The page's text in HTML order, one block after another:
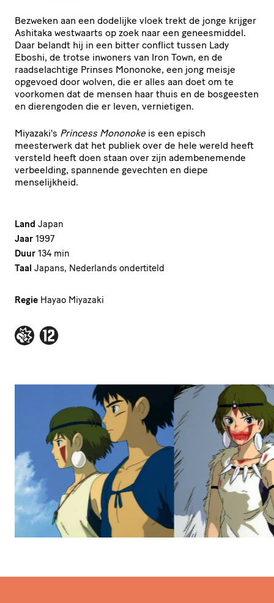
Bezweken aan een dodelijke vloek trekt de jonge krijger
Ashitaka westwaarts op zoek naar een geneesmiddel.
Daar belandt hij in een bitter conflict tussen Lady
Eboshi, de trotse inwoners van Iron Town, en de
raadselachtige Prinses Mononoke, een jong meisje
opgevoed door wolven, die er alles aan doet om te
voorkomen dat de mensen haar thuis en de bosgeesten
en dierengoden die er leven, vernietigen.
Miyazaki's Princess Mononoke is een episch
meesterwerk dat het publiek over de hele wereld heeft
versteld heeft doen staan over zijn adembenemende
verbeelding, spannende gevechten en diepe
menselijkheid.
Land Japan
Jaar 1997
Duur 134 min
Taal Japans, Nederlands ondertiteld
Regie Hayao Miyazaki